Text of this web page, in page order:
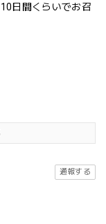
日間くらいでお召
通報する